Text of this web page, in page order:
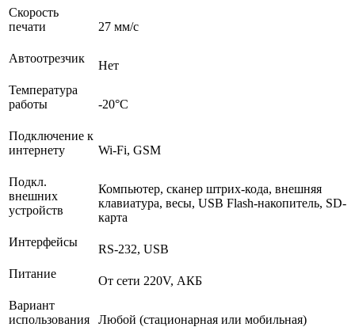
Скорость
печати
27 мм/с
Автоотрезчик
Нет
Температура
работы
-20°C
Подключение к
интернету
Wi-Fi, GSM
Подкл.
внешних
устройств
Компьютер, сканер штрих-кода, внешняя
клавиатура, весы, USB Flash-накопитель, SD-
карта
Интерфейсы
RS-232, USB
Питание
От сети 220V, АКБ
Вариант
использования
Любой (стационарная или мобильная)